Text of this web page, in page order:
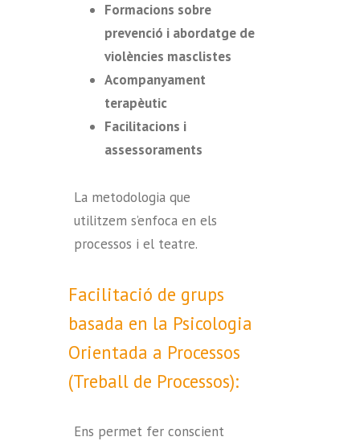
Formacions sobre
prevenció i abordatge de
violències masclistes
Acompanyament
terapèutic
Facilitacions i
assessoraments
La metodologia que
utilitzem s’enfoca en els
processos i el teatre.
Facilitació de grups
basada en la Psicologia
Orientada a Processos
(Treball de Processos):
Ens permet fer conscient